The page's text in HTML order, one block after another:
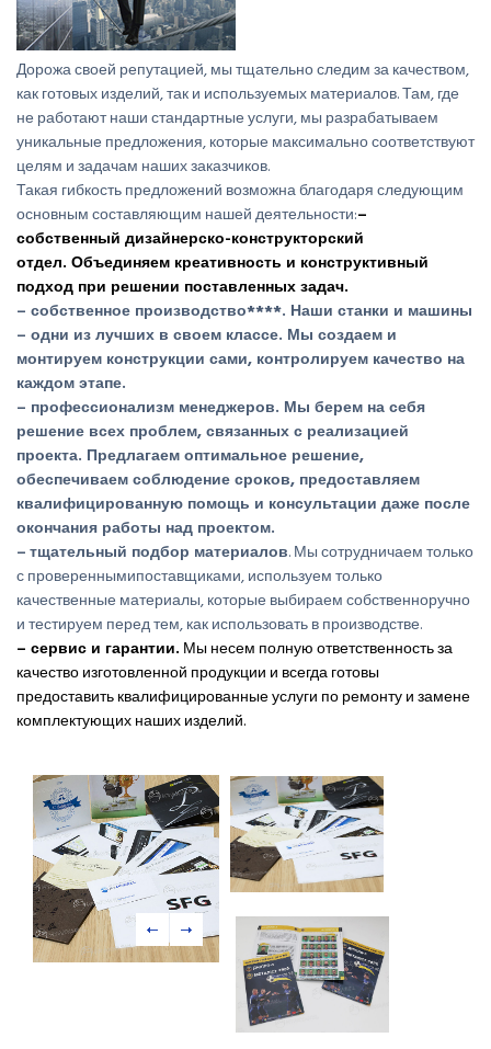
Дорожа своей репутацией, мы тщательно следим за качеством,
как готовых изделий, так и используемых материалов. Там, где
не работают наши стандартные услуги, мы разрабатываем
уникальные предложения, которые максимально соответствуют
целям и задачам наших заказчиков.
Такая гибкость предложений возможна благодаря следующим
основным составляющим нашей деятельности:–
собственный дизайнерско-конструкторский
отдел. Объединяем креативность и конструктивный
подход при решении поставленных задач.
– собственное производство****. Наши станки и машины
– одни из лучших в своем классе. Мы создаем и
монтируем конструкции сами, контролируем качество на
каждом этапе.
– профессионализм менеджеров. Мы берем на себя
решение всех проблем, связанных с реализацией
проекта. Предлагаем оптимальное решение,
обеспечиваем соблюдение сроков, предоставляем
квалифицированную помощь и консультации даже после
окончания работы над проектом.
–тщательный подбор материалов. Мы сотрудничаем только
с провереннымипоставщиками, используем только
качественные материалы, которые выбираем собственноручно
и тестируем перед тем, как использовать в производстве.
– сервис и гарантии. Мы несем полную ответственность за
качество изготовленной продукции и всегда готовы
предоставить квалифицированные услуги по ремонту и замене
комплектующих наших изделий.